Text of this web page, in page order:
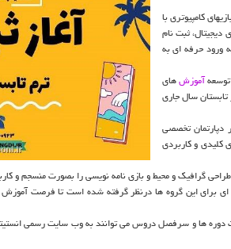
کامپیوتری با
ثبت نام
به ورود حرفه ای به
توسعهآموزشهای
سال جاری
دپارتمان تخصصی
کلیدی و کاربردی
گرافیک و محیط و بازی نامه نویسی را بصورت منسجم و
برای این گروه ها درنظر گرفته شده است تا فرصت آموزش